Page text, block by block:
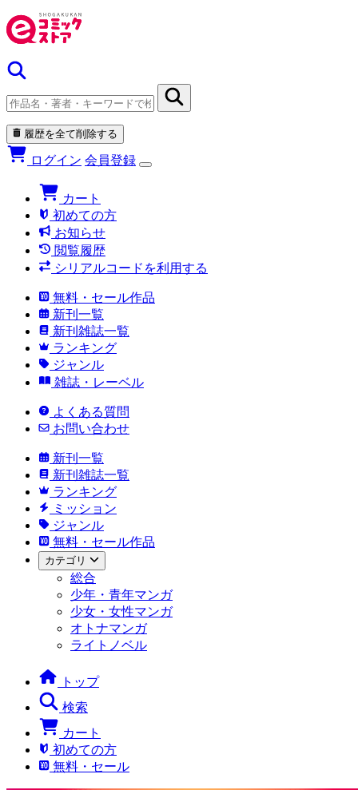
履歴を全て削除する
ログイン 会員登録
カート
初めての方
お知らせ
閲覧履歴
シリアルコードを利用する
無料・セール作品
新刊一覧
新刊雑誌一覧
ランキング
ジャンル
雑誌・レーベル
よくある質問
お問い合わせ
新刊一覧
新刊雑誌一覧
ランキング
ミッション
ジャンル
無料・セール作品
カテゴリ
総合
少年・青年マンガ
少女・女性マンガ
オトナマンガ
ライトノベル
トップ
検索
カート
初めての方
無料・セール